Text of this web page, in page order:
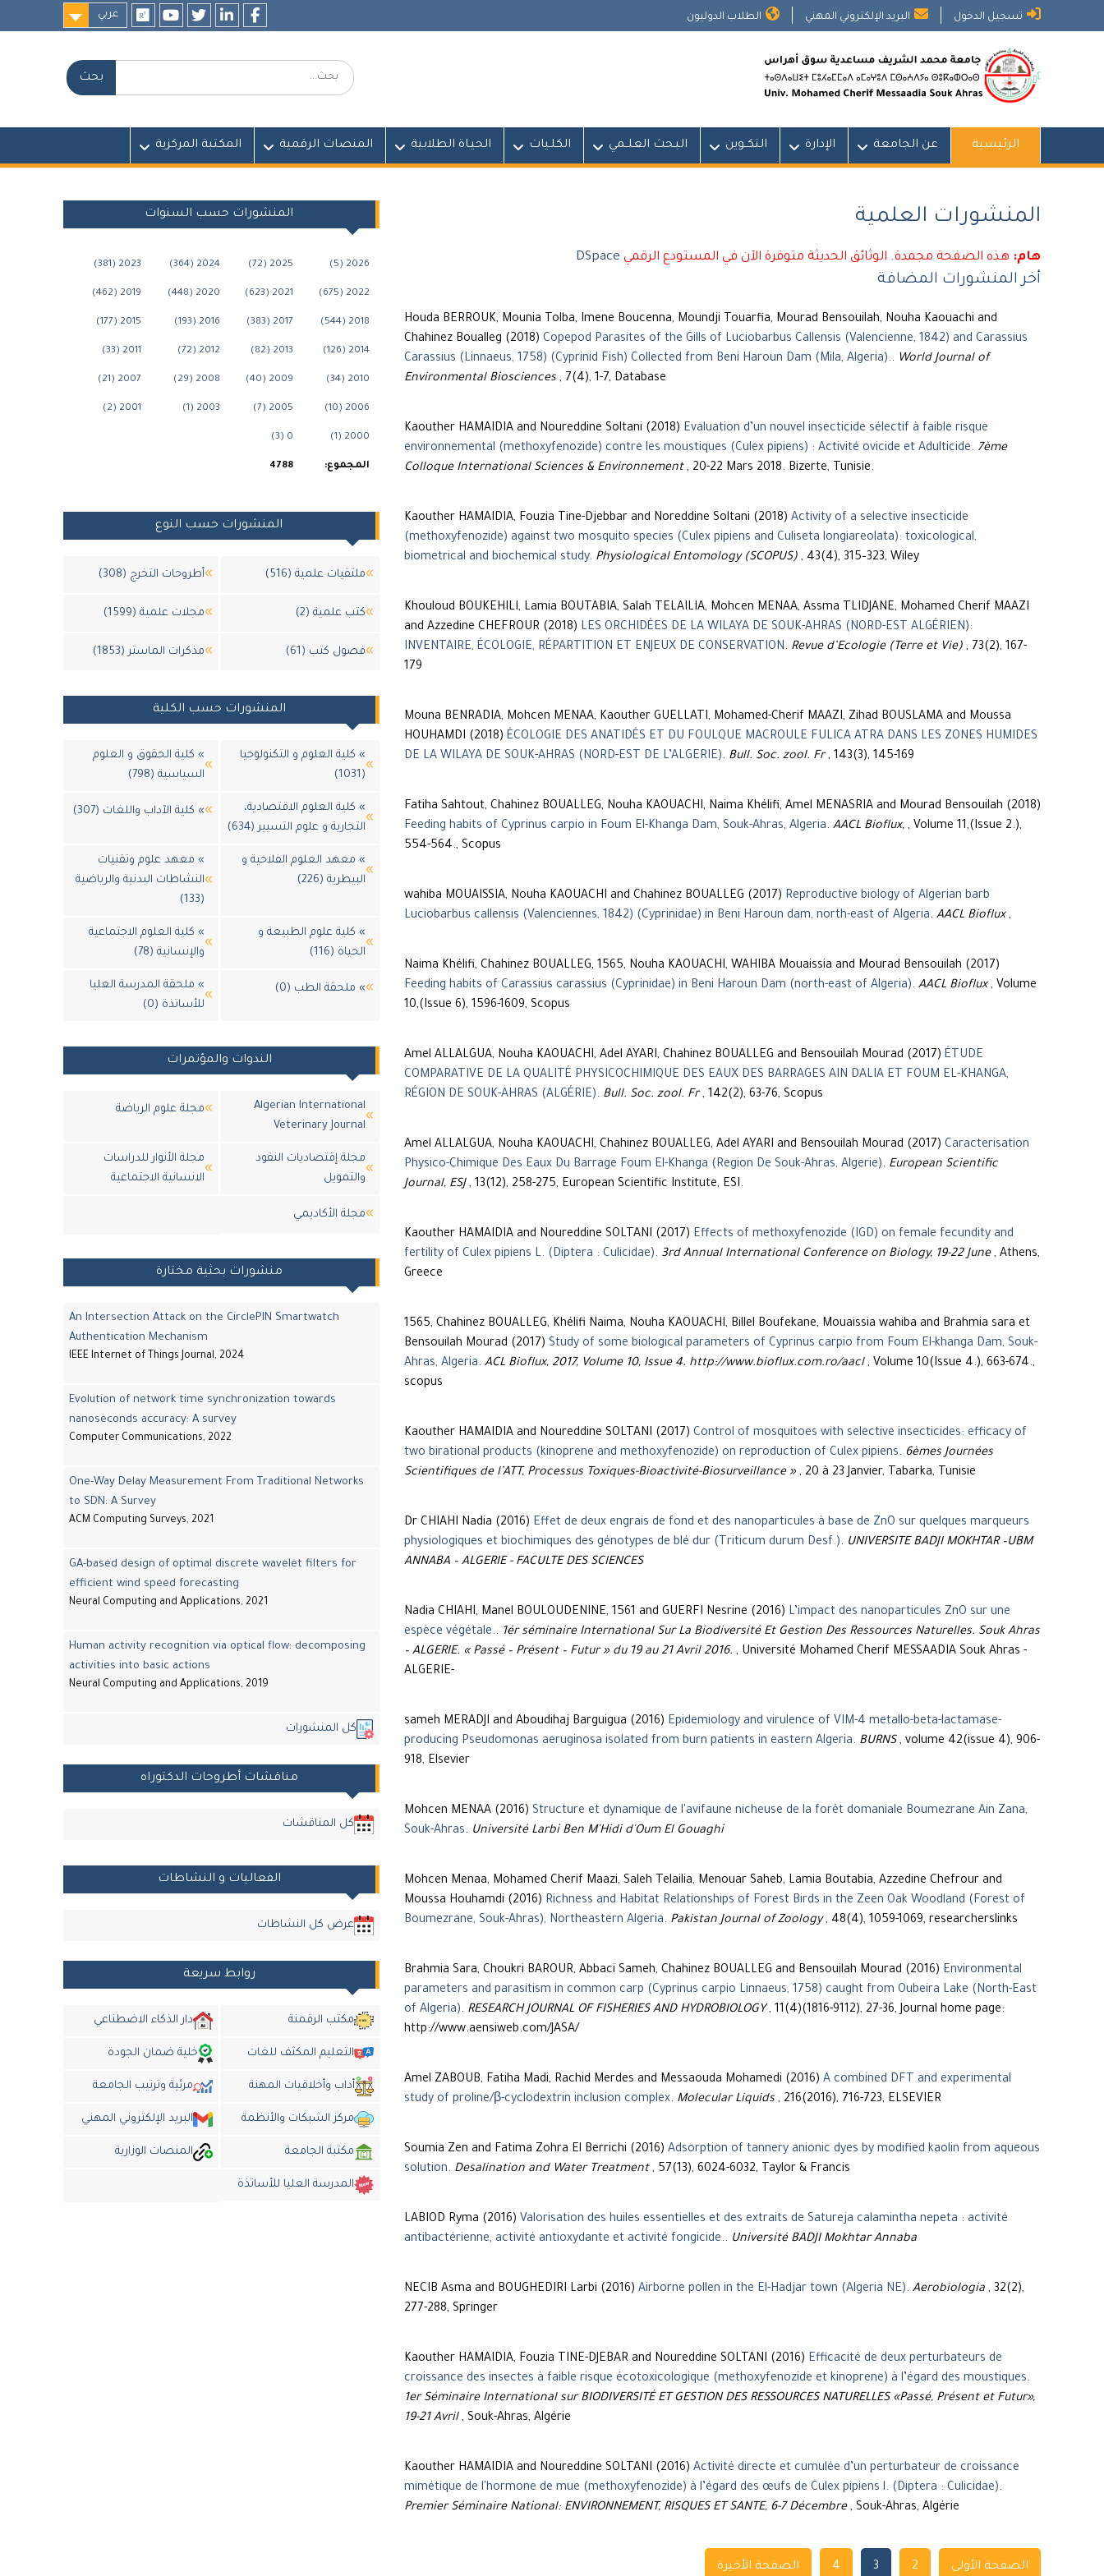
تسجيل الدخول البريد الإلكتروني المهني الطلاب الدوليون
عربي
بحث:
الرئيسية عن الجامعة الإدارة التكــوين البـحث العلــمي الكلـيات الحيـاة الطلابية المنصات الرقمية المكتبة المركزية
المنشورات العلمية
هام: هذه الصفحة مجمدة. الوثائق الحديثة متوفرة الآن في المستودع الرقمي DSpace
أخر المنشورات المضافة
Houda BERROUK, Mounia Tolba, Imene Boucenna, Moundji Touarfia, Mourad Bensouilah, Nouha Kaouachi and
Chahinez Boualleg (2018) Copepod Parasites of the Gills of Luciobarbus Callensis (Valencienne, 1842) and Carassius
Carassius (Linnaeus, 1758) (Cyprinid Fish) Collected from Beni Haroun Dam (Mila, Algeria).. World Journal of
Environmental Biosciences, 7(4), 1-7, Database
Kaouther HAMAIDIA and Noureddine Soltani (2018) Evaluation d’un nouvel insecticide sélectif à faible risque
environnemental (methoxyfenozide) contre les moustiques (Culex pipiens) : Activité ovicide et Adulticide. 7ème
Colloque International Sciences & Environnement, 20-22 Mars 2018. Bizerte, Tunisie.
Kaouther HAMAIDIA, Fouzia Tine-Djebbar and Noreddine Soltani (2018) Activity of a selective insecticide
(methoxyfenozide) against two mosquito species (Culex pipiens and Culiseta longiareolata): toxicological,
biometrical and biochemical study. Physiological Entomology (SCOPUS), 43(4), 315–323, Wiley
Khouloud BOUKEHILI, Lamia BOUTABIA, Salah TELAILIA, Mohcen MENAA, Assma TLIDJANE, Mohamed Cherif MAAZI
and Azzedine CHEFROUR (2018) LES ORCHIDÉES DE LA WILAYA DE SOUK-AHRAS (NORD-EST ALGÉRIEN):
INVENTAIRE, ÉCOLOGIE, RÉPARTITION ET ENJEUX DE CONSERVATION. Revue d’Ecologie (Terre et Vie), 73(2), 167-
179
Mouna BENRADIA, Mohcen MENAA, Kaouther GUELLATI, Mohamed-Cherif MAAZI, Zihad BOUSLAMA and Moussa
HOUHAMDI (2018) ÉCOLOGIE DES ANATIDÉS ET DU FOULQUE MACROULE FULICA ATRA DANS LES ZONES HUMIDES
DE LA WILAYA DE SOUK-AHRAS (NORD-EST DE L’ALGERIE). Bull. Soc. zool. Fr, 143(3), 145-169
Fatiha Sahtout, Chahinez BOUALLEG, Nouha KAOUACHI, Naima Khélifi, Amel MENASRIA and Mourad Bensouilah (2018)
Feeding habits of Cyprinus carpio in Foum El-Khanga Dam, Souk-Ahras, Algeria. AACL Bioflux,, Volume 11,(Issue 2.),
554-564., Scopus
wahiba MOUAISSIA, Nouha KAOUACHI and Chahinez BOUALLEG (2017) Reproductive biology of Algerian barb
Luciobarbus callensis (Valenciennes, 1842) (Cyprinidae) in Beni Haroun dam, north-east of Algeria. AACL Bioflux,
Naima Khélifi, Chahinez BOUALLEG, 1565, Nouha KAOUACHI, WAHIBA Mouaissia and Mourad Bensouilah (2017)
Feeding habits of Carassius carassius (Cyprinidae) in Beni Haroun Dam (north-east of Algeria). AACL Bioflux, Volume
10,(Issue 6), 1596-1609, Scopus
Amel ALLALGUA, Nouha KAOUACHI, Adel AYARI, Chahinez BOUALLEG and Bensouilah Mourad (2017) ÉTUDE
COMPARATIVE DE LA QUALITÉ PHYSICOCHIMIQUE DES EAUX DES BARRAGES AIN DALIA ET FOUM EL-KHANGA,
RÉGION DE SOUK-AHRAS (ALGÉRIE). Bull. Soc. zool. Fr, 142(2), 63-76, Scopus
Amel ALLALGUA, Nouha KAOUACHI, Chahinez BOUALLEG, Adel AYARI and Bensouilah Mourad (2017) Caracterisation
. European Scientific
Journal, ESJ, 13(12), 258-275, European Scientific Institute, ESI.
Kaouther HAMAIDIA and Noureddine SOLTANI (2017) Effects of methoxyfenozide (IGD) on female fecundity and
fertility of Culex pipiens L. (Diptera : Culicidae). 3rd Annual International Conference on Biology, 19-22 June, Athens,
Greece
1565, Chahinez BOUALLEG, Khélifi Naima, Nouha KAOUACHI, Billel Boufekane, Mouaissia wahiba and Brahmia sara et
Bensouilah Mourad (2017) Study of some biological parameters of Cyprinus carpio from Foum El-khanga Dam, Souk-
Ahras, Algeria. ACL Bioflux, 2017, Volume 10, Issue 4. http://www.bioflux.com.ro/aacl, Volume 10(Issue 4.), 663-674.,
scopus
Kaouther HAMAIDIA and Noureddine SOLTANI (2017) Control of mosquitoes with selective insecticides: efficacy of
two birational products (kinoprene and methoxyfenozide) on reproduction of Culex pipiens. 6èmes Journées
Scientifiques de l’ATT, Processus Toxiques-Bioactivité-Biosurveillance », 20 à 23 Janvier, Tabarka, Tunisie
Dr CHIAHI Nadia (2016) Effet de deux engrais de fond et des nanoparticules à base de ZnO sur quelques marqueurs
physiologiques et biochimiques des génotypes de blé dur (Triticum durum Desf.). UNIVERSITE BADJI MOKHTAR –UBM
ANNABA – ALGERIE - FACULTE DES SCIENCES
Nadia CHIAHI, Manel BOULOUDENINE, 1561 and GUERFI Nesrine (2016) L’impact des nanoparticules ZnO sur une
espèce végétale.. 1ér séminaire International Sur La Biodiversité Et Gestion Des Ressources Naturelles. Souk Ahras
– ALGERIE. « Passé – Présent – Futur » du 19 au 21 Avril 2016. , Université Mohamed Cherif MESSAADIA Souk Ahras -
ALGERIE-
sameh MERADJI and Aboudihaj Barguigua (2016) Epidemiology and virulence of VIM-4 metallo-beta-lactamase-
producing Pseudomonas aeruginosa isolated from burn patients in eastern Algeria. BURNS, volume 42(issue 4), 906-
918, Elsevier
Mohcen MENAA (2016) Structure et dynamique de l'avifaune nicheuse de la forêt domaniale Boumezrane Ain Zana,
Souk-Ahras. Université Larbi Ben M'Hidi d'Oum El Gouaghi
Mohcen Menaa, Mohamed Cherif Maazi, Saleh Telailia, Menouar Saheb, Lamia Boutabia, Azzedine Chefrour and
Moussa Houhamdi (2016) Richness and Habitat Relationships of Forest Birds in the Zeen Oak Woodland (Forest of
Boumezrane, Souk-Ahras), Northeastern Algeria. Pakistan Journal of Zoology, 48(4), 1059-1069, researcherslinks
Brahmia Sara, Choukri BAROUR, Abbaci Sameh, Chahinez BOUALLEG and Bensouilah Mourad (2016) Environmental
parameters and parasitism in common carp (Cyprinus carpio Linnaeus, 1758) caught from Oubeira Lake (North-East
of Algeria). RESEARCH JOURNAL OF FISHERIES AND HYDROBIOLOGY, 11(4)(1816-9112), 27-36, Journal home page:
http://www.aensiweb.com/JASA/
Amel ZABOUB, Fatiha Madi, Rachid Merdes and Messaouda Mohamedi (2016) A combined DFT and experimental
study of proline/β-cyclodextrin inclusion complex. Molecular Liquids, 216(2016), 716-723, ELSEVIER
Soumia Zen and Fatima Zohra El Berrichi (2016) Adsorption of tannery anionic dyes by modified kaolin from aqueous
solution. Desalination and Water Treatment, 57(13), 6024-6032, Taylor & Francis
LABIOD Ryma (2016) Valorisation des huiles essentielles et des extraits de Satureja calamintha nepeta : activité
antibactérienne, activité antioxydante et activité fongicide.. Université BADJI Mokhtar Annaba
NECIB Asma and BOUGHEDIRI Larbi (2016) Airborne pollen in the El-Hadjar town (Algeria NE). Aerobiologia, 32(2),
277-288, Springer
Kaouther HAMAIDIA, Fouzia TINE-DJEBAR and Noureddine SOLTANI (2016) Efficacité de deux perturbateurs de
croissance des insectes à faible risque écotoxicologique (methoxyfenozide et kinoprene) à l’égard des moustiques.
1er Séminaire International sur BIODIVERSITÉ ET GESTION DES RESSOURCES NATURELLES «Passé, Présent et Futur»,
19-21 Avril, Souk-Ahras, Algérie
Kaouther HAMAIDIA and Noureddine SOLTANI (2016) Activité directe et cumulée d’un perturbateur de croissance
mimétique de l'hormone de mue (methoxyfenozide) à l’égard des œufs de Culex pipiens l. (Diptera : Culicidae).
Premier Séminaire National: ENVIRONNEMENT, RISQUES ET SANTE, 6-7 Décembre, Souk-Ahras, Algérie
Navigation
الصفحة الأولى 2
3
4 الصفحة الأخيرة
المنشورات حسب السنوات
2026 (5)
2025 (72)
2024 (364)
2023 (381)
2022 (675)
2021 (623)
2020 (448)
2019 (462)
2018 (544)
2017 (383)
2016 (193)
2015 (177)
2014 (126)
2013 (82)
2012 (72)
2011 (33)
2010 (34)
2009 (40)
2008 (29)
2007 (21)
2006 (10)
2005 (7)
2003 (1)
2001 (2)
2000 (1)
0 (3)
المجموع: 4788
المنشورات حسب النوع
ملتقيات علمية (516) أطروحات التخرج (308)
كتب علمية (2) مجلات علمية (1599)
فصول كتب (61) مذكرات الماستر (1853)
المنشورات حسب الكلية
» كلية العلوم و التكنولوجيا
(1031)
» كلية الحقوق و العلوم
السياسية (798)
» كلية العلوم الاقتصادية،
التجارية و علوم التسيير (634)
» كلية الآداب واللغات (307)
» معهد العلوم الفلاحية و
البيطرية (226)
» معهد علوم وتقنيات
النشاطات البدنية والرياضية
(133)
» كلية علوم الطبيعة و
الحياة (116)
» كلية العلوم الاجتماعية
والإنسانية (78)
» ملحقة الطب (0)
» ملحقة المدرسة العليا
للأساتذة (0)
الندوات والمؤتمرات
Algerian International
Veterinary Journal
مجلة علوم الرياضة
مجلة إقتصاديات النقود
والتمويل
مجلة الأنوار للدراسات
الانسانية الاجتماعية
مجلة اﻷكاديمي
منشورات بحثية مختارة
An Intersection Attack on the CirclePIN Smartwatch
Authentication Mechanism
IEEE Internet of Things Journal, 2024
Evolution of network time synchronization towards
nanoseconds accuracy: A survey
Computer Communications, 2022
One-Way Delay Measurement From Traditional Networks
to SDN: A Survey
ACM Computing Surveys, 2021
GA-based design of optimal discrete wavelet filters for
efficient wind speed forecasting
Neural Computing and Applications, 2021
Human activity recognition via optical flow: decomposing
activities into basic actions
Neural Computing and Applications, 2019
كل المنشورات
مناقشات أطروحات الدكتوراه
كل المناقشات
الفعاليات و النشاطات
عرض كل النشاطات
روابط سريعة
مكتب الرقمنة دار الذكاء الاضطناعي
التعليم المكثف للغات خلية ضمان الجودة
أداب وأخلاقيات المهنة مرئية وترتيب الجامعة
مركز الشبكات والأنظمة البريد الإلكتروني المهني
مكتبة الجامعة المنصات الوزارية
المدرسة العليا للأساتذة